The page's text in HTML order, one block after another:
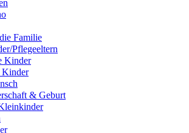
Familie
Pflegeeltern
Kinder
& Geburt